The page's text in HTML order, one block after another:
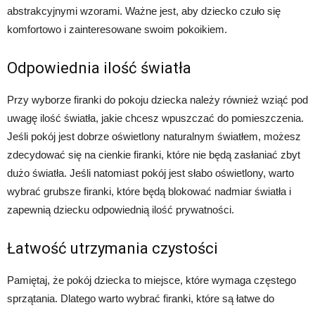
abstrakcyjnymi wzorami. Ważne jest, aby dziecko czuło się
komfortowo i zainteresowane swoim pokoikiem.
Odpowiednia ilość światła
Przy wyborze firanki do pokoju dziecka należy również wziąć pod
uwagę ilość światła, jakie chcesz wpuszczać do pomieszczenia.
Jeśli pokój jest dobrze oświetlony naturalnym światłem, możesz
zdecydować się na cienkie firanki, które nie będą zasłaniać zbyt
dużo światła. Jeśli natomiast pokój jest słabo oświetlony, warto
wybrać grubsze firanki, które będą blokować nadmiar światła i
zapewnią dziecku odpowiednią ilość prywatności.
Łatwość utrzymania czystości
Pamiętaj, że pokój dziecka to miejsce, które wymaga częstego
sprzątania. Dlatego warto wybrać firanki, które są łatwe do